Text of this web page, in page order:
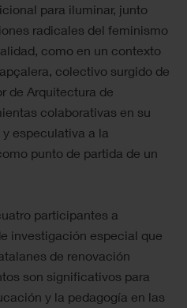
para iluminar, junto
radicales del feminismo
como en un contexto
colectivo surgido de
de Arquitectura de
colaborativas en su
especulativa a la
punto de partida de un
participantes a
investigación especial que
de renovación
son significativos para
y la pedagogía en las